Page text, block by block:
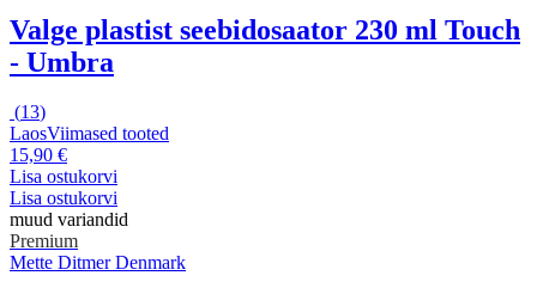
Valge plastist seebidosaator 230 ml Touch
- Umbra
(13)
LaosViimased tooted
15,90 €
Lisa ostukorvi
Lisa ostukorvi
muud variandid
Premium
Mette Ditmer Denmark